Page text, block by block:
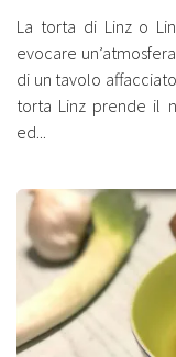
La torta di Linz o
evocare
di un tavolo
torta Linz prende il
ed...